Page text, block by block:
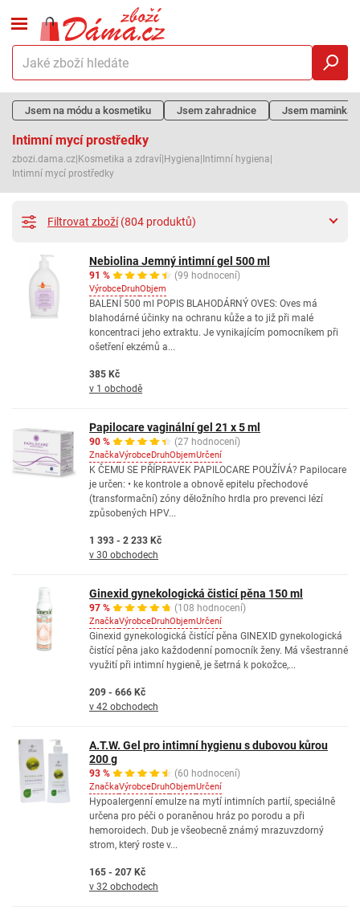
Jsem na módu a kosmetiku Jsem zahradnice Jsem maminka
Intimní mycí prostředky
zbozi.dama.cz Kosmetika a zdraví Hygiena Intimní hygiena
Intimní mycí prostředky
Nebiolina Jemný intimní gel 500 ml
91 % (99 hodnocení)
VýrobceDruhObjem
BALENÍ 500 ml POPIS BLAHODÁRNÝ OVES: Oves má
blahodárné účinky na ochranu kůže a to již při malé
koncentraci jeho extraktu. Je vynikajícím pomocníkem při
ošetření ekzémů a...
385 Kč
v 1 obchodě
Papilocare vaginální gel 21 x 5 ml
90 % (27 hodnocení)
ZnačkaVýrobceDruhObjemUrčení
K ČEMU SE PŘÍPRAVEK PAPILOCARE POUŽÍVÁ? Papilocare
je určen: • ke kontrole a obnově epitelu přechodové
(transformační) zóny děložního hrdla pro prevenci lézí
způsobených HPV...
1 393 - 2 233 Kč
v 30 obchodech
Ginexid gynekologická čisticí pěna 150 ml
97 % (108 hodnocení)
ZnačkaVýrobceDruhObjemUrčení
Ginexid gynekologická čistící pěna GINEXID gynekologická
čistící pěna jako každodenní pomocník ženy. Má všestranné
využití při intimní hygieně, je šetrná k pokožce,...
209 - 666 Kč
v 42 obchodech
A.T.W. Gel pro intimní hygienu s dubovou kůrou
200 g
93 % (60 hodnocení)
ZnačkaVýrobceDruhObjemUrčení
Hypoalergenní emulze na mytí intimních partií, speciálně
určena pro péči o poraněnou hráz po porodu a při
hemoroidech. Dub je všeobecně známý mrazuvzdorný
strom, který roste v...
165 - 207 Kč
v 32 obchodech
Filtrovat zboží (804 produktů)